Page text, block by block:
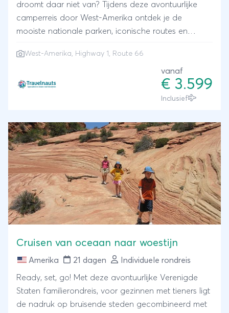
droomt daar niet van? Tijdens deze avontuurlijke
camperreis door West-Amerika ontdek je de
mooiste nationale parken, iconische routes en
gezin in een stoere camper ‘into the wild’; geweldige
routes als de Highway 1 en Route 66 rijden,
barbecueën op een Amerikaanse ‘campsite’ en
midden in de natuur kamperen. Een rondreis
van vrijheid, avontuur én comfort.
West-Amerika, Highway 1, Route 66
vanaf
€ 3.599
Inclusief
Cruisen van oceaan naar woestijn
Amerika 21 dagen Individuele rondreis
Ready, set, go! Met deze avontuurlijke Verenigde
Staten familierondreis, voor gezinnen met tieners ligt
de nadruk op bruisende steden gecombineerd met